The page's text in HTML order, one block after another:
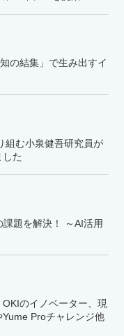
の結集」で生み出すイ
組む小泉健吾研究員が
た
題を解決！ ～AI活用
のイノベーター、現
Proチャレンジ他